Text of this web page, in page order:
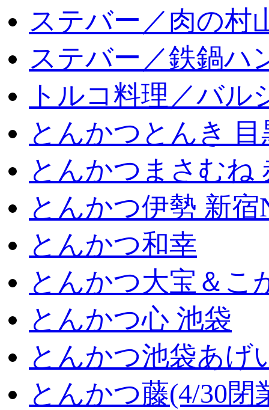
ステバー／肉の村
ステバー／鉄鍋ハ
トルコ料理／バル
とんかつとんき
とんかつまさむね
とんかつ伊勢 新宿
とんかつ和幸
とんかつ大宝＆こ
とんかつ心 池袋
とんかつ池袋あげ
とんかつ藤(4/30閉